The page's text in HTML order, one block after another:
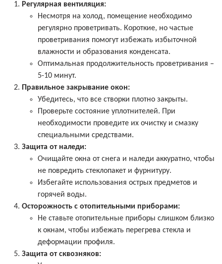
Регулярная вентиляция:
Несмотря на холод, помещение необходимо
регулярно проветривать. Короткие, но частые
проветривания помогут избежать избыточной
влажности и образования конденсата.
Оптимальная продолжительность проветривания –
5-10 минут.
Правильное закрывание окон:
Убедитесь, что все створки плотно закрыты.
Проверьте состояние уплотнителей. При
необходимости проведите их очистку и смазку
специальными средствами.
Защита от наледи:
Очищайте окна от снега и наледи аккуратно, чтобы
не повредить стеклопакет и фурнитуру.
Избегайте использования острых предметов и
горячей воды.
Осторожность с отопительными приборами:
Не ставьте отопительные приборы слишком близко
к окнам, чтобы избежать перегрева стекла и
деформации профиля.
Защита от сквозняков: